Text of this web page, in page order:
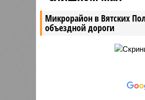
Микрорайон в Вятских
объездной дороги